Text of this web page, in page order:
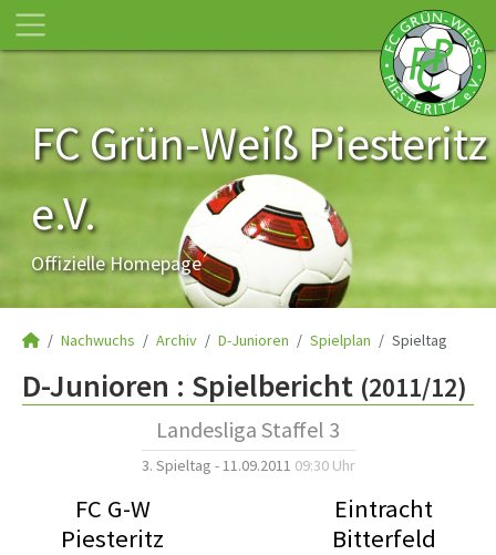
FC Grün-Weiß Piesteritz
e.V.
Offizielle Homepage
Nachwuchs Archiv D-Junioren Spielplan Spieltag
D-Junioren : Spielbericht (2011/12)
Landesliga Staffel 3
3. Spieltag - 11.09.2011 09:30 Uhr
FC G-W
Piesteritz
Eintracht
Bitterfeld